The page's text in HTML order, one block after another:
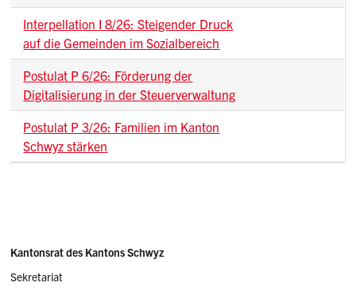
Interpellation I 8/26: Steigender Druck
auf die Gemeinden im Sozialbereich
Postulat P 6/26: Förderung der
Digitalisierung in der Steuerverwaltung
Postulat P 3/26: Familien im Kanton
Schwyz stärken
Sidebar
Adresse
Kantonsrat des Kantons Schwyz
Sekretariat